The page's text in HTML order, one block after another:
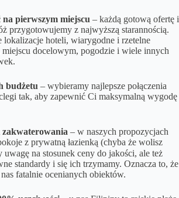
na pierwszym miejscu – każdą gotową ofertę i
przygotowujemy z najwyższą starannością.
hoteli, wiarygodne i rzetelne
docelowym, pogodzie i wiele innych
budżetu – wybieramy najlepsze połączenia
tak, aby zapewnić Ci maksymalną wygodę
– w naszych propozycjach
z prywatną łazienką (chyba że wolisz
na stosunek ceny do jakości, ale też
standardy i się ich trzymamy. Oznacza to, że
fatalnie ocenianych obiektów.